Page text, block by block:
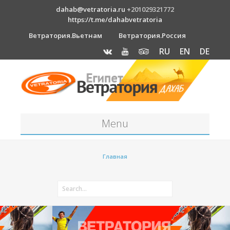
dahab@vetratoria.ru +201029321772
https://t.me/dahabvetratoria
Ветратория.Вьетнам
Ветратория.Россия
RU EN DE
Menu
Как к нам добраться?
Отель Canion
Главная